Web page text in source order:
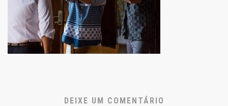
DEIXE UM COMENTÁRIO